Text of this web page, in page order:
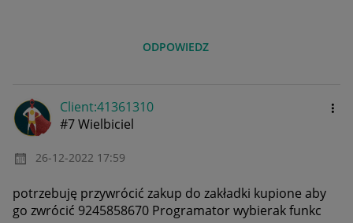
ODPOWIEDZ
Client:41361310
#7 Wielbiciel
‎26-12-2022 17:59
potrzebuję przywrócić zakup do zakładki kupione aby
go zwrócić 9245858670 Programator wybierak funkc